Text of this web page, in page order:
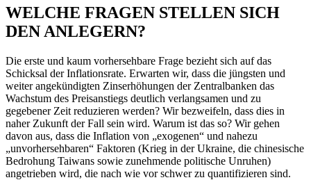
WELCHE FRAGEN STELLEN SICH
DEN ANLEGERN?
Die erste und kaum vorhersehbare Frage bezieht sich auf das
Schicksal der Inflationsrate. Erwarten wir, dass die jüngsten und
weiter angekündigten Zinserhöhungen der Zentralbanken das
Wachstum des Preisanstiegs deutlich verlangsamen und zu
gegebener Zeit reduzieren werden? Wir bezweifeln, dass dies in
naher Zukunft der Fall sein wird. Warum ist das so? Wir gehen
davon aus, dass die Inflation von „exogenen“ und nahezu
„unvorhersehbaren“ Faktoren (Krieg in der Ukraine, die chinesische
Bedrohung Taiwans sowie zunehmende politische Unruhen)
angetrieben wird, die nach wie vor schwer zu quantifizieren sind.